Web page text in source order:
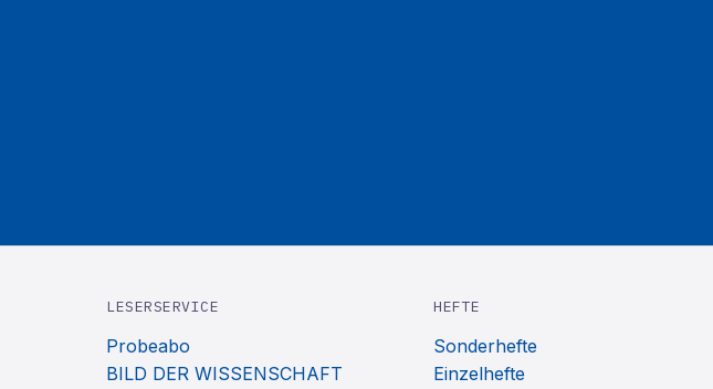
LESERSERVICE
Probeabo
BILD DER WISSENSCHAFT
HEFTE
Sonderhefte
Einzelhefte